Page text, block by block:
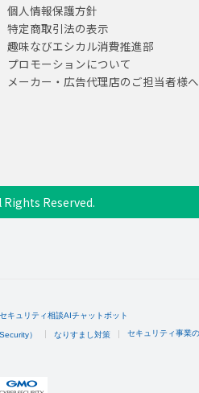
個人情報保護方針
特定商取引法の表示
趣味なびエシカル消費推進部
プロモーションについて
メーカー・広告代理店のご担当者様へ
Rights Reserved.